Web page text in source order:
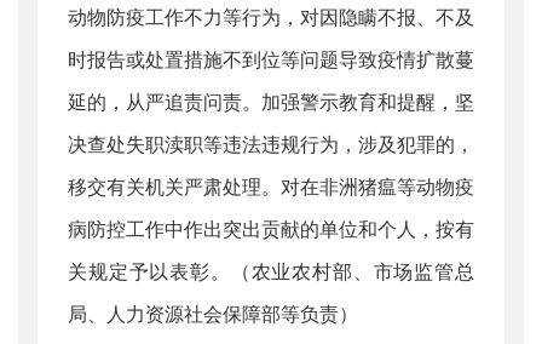
动物防疫工作不力等行为，对因隐瞒不报、不及
时报告或处置措施不到位等问题导致疫情扩散蔓
延的，从严追责问责。加强警示教育和提醒，坚
决查处失职渎职等违法违规行为，涉及犯罪的，
移交有关机关严肃处理。对在非洲猪瘟等动物疫
病防控工作中作出突出贡献的单位和个人，按有
关规定予以表彰。（农业农村部、市场监管总
局、人力资源社会保障部等负责）